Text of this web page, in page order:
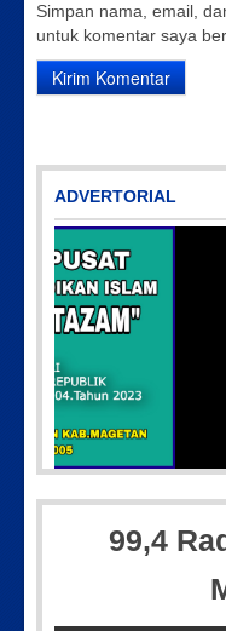
Simpan nama, email,
untuk komentar saya
ADVERTORIAL
99,4